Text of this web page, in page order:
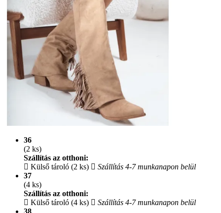
36
(2 ks)
Szállítás az otthoni:
Külső tároló (2 ks)
Szállítás 4-7 munkanapon belül
37
(4 ks)
Szállítás az otthoni:
Külső tároló (4 ks)
Szállítás 4-7 munkanapon belül
38